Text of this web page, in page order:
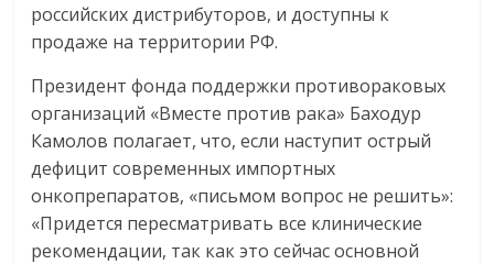
российских дистрибуторов, и доступны к
продаже на территории РФ.
Президент фонда поддержки противораковых
организаций «Вместе против рака» Баходур
Камолов полагает, что, если наступит острый
дефицит современных импортных
онкопрепаратов, «письмом вопрос не решить»:
«Придется пересматривать все клинические
рекомендации, так как это сейчас основной